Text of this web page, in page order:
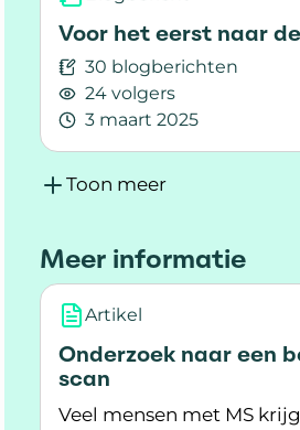
Voor het eerst naar
30 blogberichten
24 volgers
3 maart 2025
Lees meer over Voor het
Toon meer
Meer informatie
Artikel
Onderzoek naar een
scan
Veel mensen met MS